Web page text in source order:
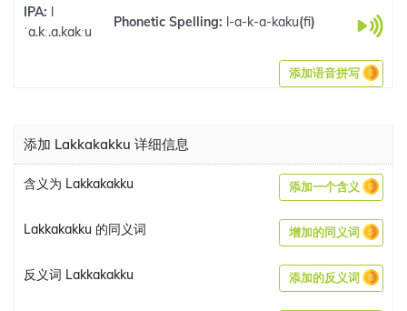
IPA: l
ˈa.kː.a.kakːu
Phonetic Spelling: l-a-k-a-kaku(fi)
添加语音拼写
添加 Lakkakakku 详细信息
含义为 Lakkakakku 添加一个含义
Lakkakakku 的同义词 增加的同义词
反义词 Lakkakakku 添加的反义词